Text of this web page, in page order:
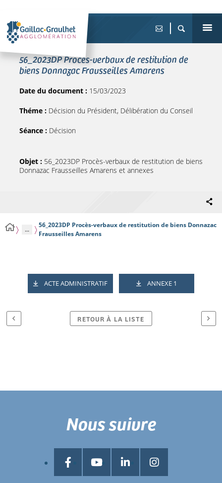
56_2023DP Procès-verbaux de restitution de
biens Donnazac Frausseilles Amarens
Date du document : 15/03/2023
Théme : Décision du Président, Délibération du Conseil
Séance : Décision
Objet : 56_2023DP Procès-verbaux de restitution de biens
Donnazac Frausseilles Amarens et annexes
...
56_2023DP Procès-verbaux de restitution de biens Donnazac
Frausseilles Amarens
ACTE ADMINISTRATIF ANNEXE 1
RETOUR À LA LISTE
Nous suivre